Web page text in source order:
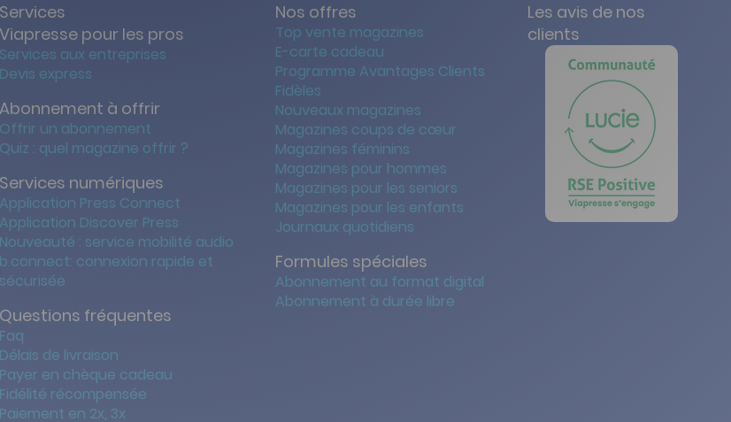
Services
Viapresse pour les pros
Services aux entreprises
Devis express
Abonnement à offrir
Offrir un abonnement
Quiz : quel magazine offrir ?
Services numériques
Application Press Connect
Application Discover Press
Nouveauté : service mobilité audio
b.connect: connexion rapide et
sécurisée
Questions fréquentes
Faq
Délais de livraison
Payer en chèque cadeau
Fidélité récompensée
Paiement en 2x, 3x
Nos offres
Top vente magazines
E-carte cadeau
Programme Avantages Clients
Fidèles
Nouveaux magazines
Magazines coups de cœur
Magazines féminins
Magazines pour hommes
Magazines pour les seniors
Magazines pour les enfants
Journaux quotidiens
Formules spéciales
Abonnement au format digital
Abonnement à durée libre
Les avis de nos
clients